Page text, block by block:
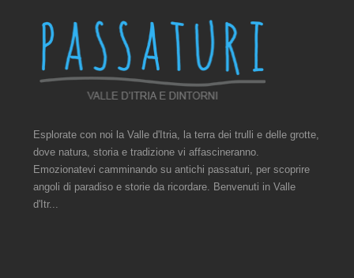
Esplorate con noi la Valle d'Itria, la terra dei trulli e delle grotte,
dove natura, storia e tradizione vi affascineranno.
Emozionatevi camminando su antichi passaturi, per scoprire
angoli di paradiso e storie da ricordare. Benvenuti in Valle
d'Itr...